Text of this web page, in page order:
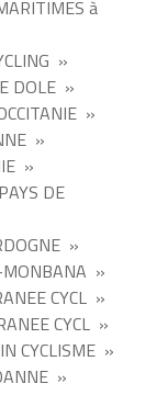
à
»
DOLE »
»
»
»
DE
»
MONBANA »
CYCL »
CYCL »
CYCLISME »
»